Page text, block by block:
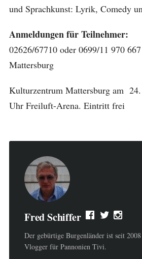
und Sprachkunst: Lyrik, Comedy
Anmeldungen für Teilnehmer:
02626/67710 oder 0699/11 970
Mattersburg
Kulturzentrum Mattersburg am
Uhr Freiluft-Arena. Eintritt frei
Fred Schiffer
Der gebürtige Burgenländer ist seit
Vlogger für Pannonien Tivi.